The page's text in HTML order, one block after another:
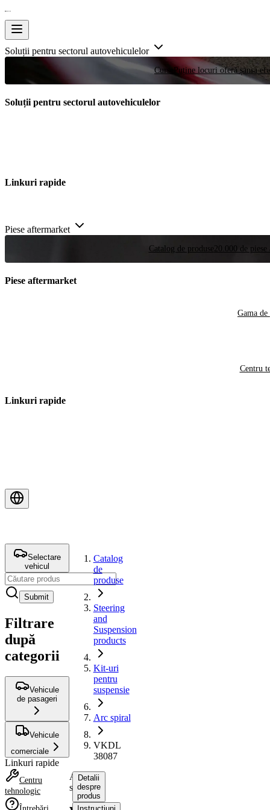
Soluții pentru sectorul autovehiculelor
Curse Puține locuri oferă șansa
Soluții pentru sectorul autovehiculelor
Linkuri rapide
Piese aftermarket
Catalog de produse 20.000 de
Piese aftermarket
Gama de
Centru
Linkuri rapide
Selectare
vehicul
Submit
Filtrare
după
categorii
Vehicule
de pasageri
Vehicule
comerciale
Linkuri rapide
Centru
tehnologic
Catalog
de
produse
Steering
and
Suspension
products
Kit-uri
pentru
suspensie
Arc spiral
VKDL
38087
Arc
spiral
Detalii
despre
produs